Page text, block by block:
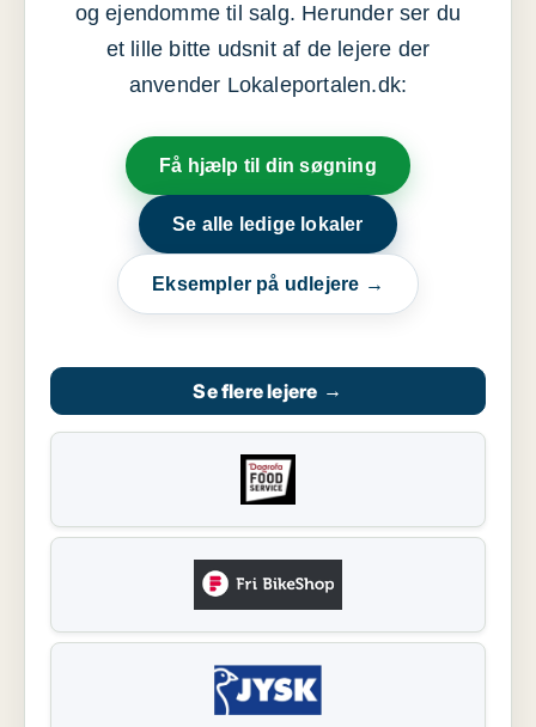
og ejendomme til salg. Herunder ser du
et lille bitte udsnit af de lejere der
anvender Lokaleportalen.dk:
Få hjælp til din søgning
Se alle ledige lokaler
Eksempler på udlejere →
Se flere lejere →